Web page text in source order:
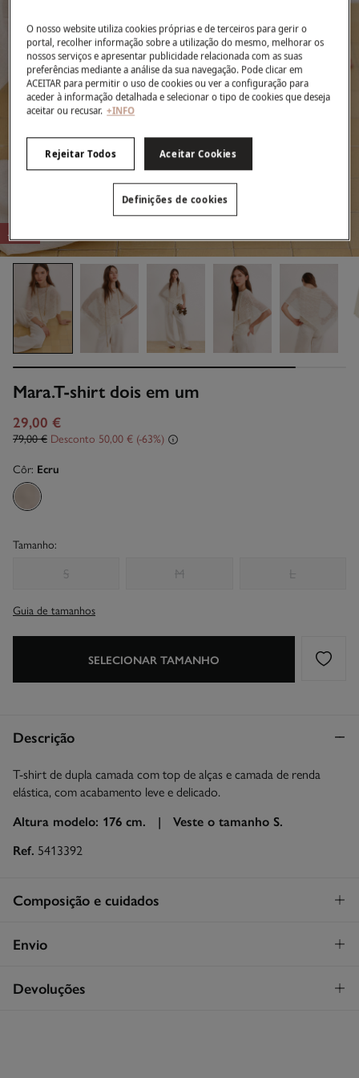
-63%
Mara.T-shirt dois em um
29,00 €
79,00 € Desconto 50,00 € 63
Côr: Ecru
Tamanho:
S M L
Guia de tamanhos
SELECIONAR TAMANHO
Descrição
T-shirt de dupla camada com top de alças e camada de renda
elástica, com acabamento leve e delicado.
Altura modelo: 176 cm. | Veste o tamanho S.
Ref. 5413392
Composição e cuidados
Composição
Cuidados
Envio
Levantamento na loja em Portugal
Continental
GRATUITO!
Devoluções
O nosso website utiliza cookies próprias e de terceiros para gerir o
portal, recolher informação sobre a utilização do mesmo, melhorar os
nossos serviços e apresentar publicidade relacionada com as suas
preferências mediante a análise da sua navegação. Pode clicar em
ACEITAR para permitir o uso de cookies ou ver a configuração para
aceder à informação detalhada e selecionar o tipo de cookies que deseja
aceitar ou recusar. +INFO
Rejeitar Todos Aceitar Cookies
Definições de cookies